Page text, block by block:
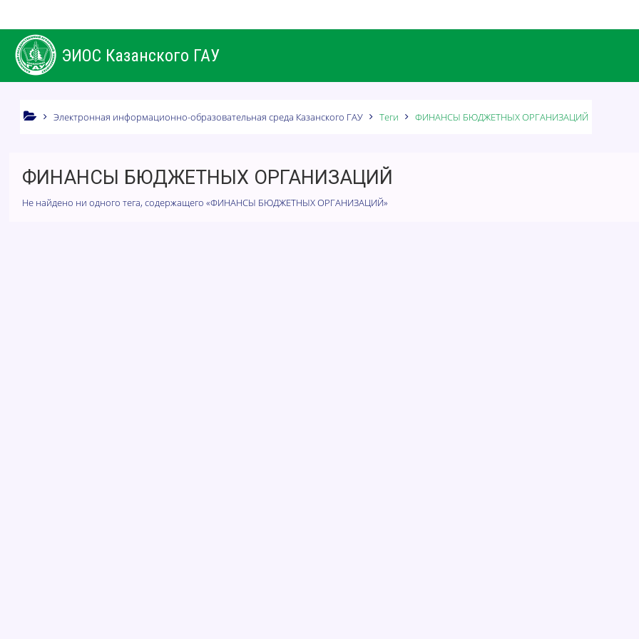
ЭИОС Казанского ГАУ
Электронная информационно-образовательная среда Казанского ГАУ Теги ФИНАНСЫ БЮДЖЕТНЫХ ОРГАНИЗАЦИЙ
ФИНАНСЫ БЮДЖЕТНЫХ ОРГАНИЗАЦИЙ
Не найдено ни одного тега, содержащего «ФИНАНСЫ БЮДЖЕТНЫХ ОРГАНИЗАЦИЙ»